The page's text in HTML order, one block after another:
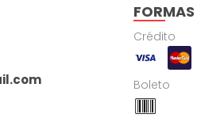
Crédito
Boleto